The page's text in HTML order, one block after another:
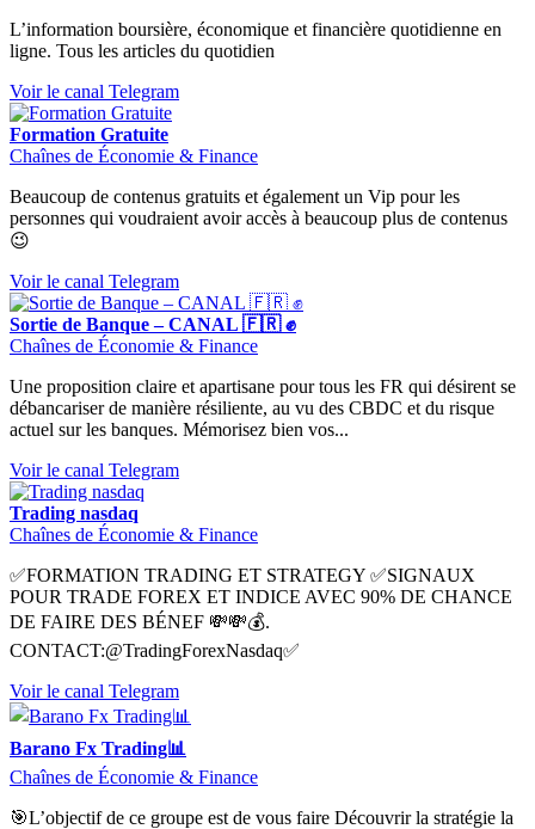
L’information boursière, économique et financière quotidienne en
ligne. Tous les articles du quotidien
Voir le canal Telegram
Formation Gratuite
Chaînes de Économie & Finance
Beaucoup de contenus gratuits et également un Vip pour les
personnes qui voudraient avoir accès à beaucoup plus de contenus
😉
Voir le canal Telegram
Sortie de Banque – CANAL 🇫🇷 ✊
Chaînes de Économie & Finance
Une proposition claire et apartisane pour tous les FR qui désirent se
débancariser de manière résiliente, au vu des CBDC et du risque
actuel sur les banques. Mémorisez bien vos...
Voir le canal Telegram
Trading nasdaq
Chaînes de Économie & Finance
✅FORMATION TRADING ET STRATEGY ✅SIGNAUX
POUR TRADE FOREX ET INDICE AVEC 90% DE CHANCE
DE FAIRE DES BÉNEF 💸💸💰.
CONTACT:@TradingForexNasdaq✅
Voir le canal Telegram
Barano Fx Trading📊
Chaînes de Économie & Finance
🎯L’objectif de ce groupe est de vous faire Découvrir la stratégie la